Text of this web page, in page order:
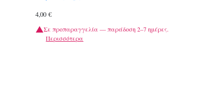
4,00€
Σε προπαραγγελία — παράδοση 2–7 ημέρες.
Περισσότερα